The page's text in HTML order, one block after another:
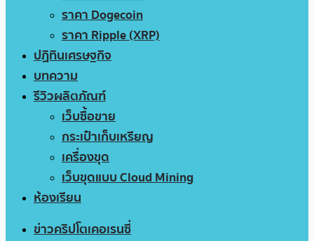
ราคา Dogecoin
ราคา Ripple (XRP)
ปฏิทินเศรษฐกิจ
บทความ
รีวิวผลิตภัณฑ์
เว็บซื้อขาย
กระเป๋าเก็บเหรียญ
เครื่องขุด
เว็บขุดแบบ Cloud Mining
ห้องเรียน
ข่าวคริปโตเคอเรนซี่